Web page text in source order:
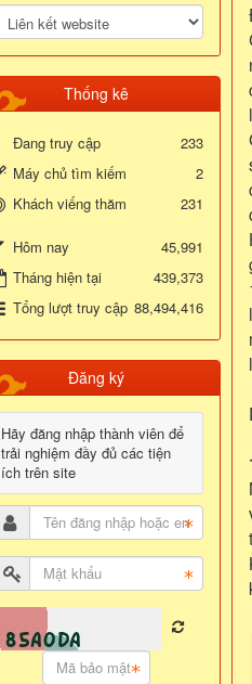
Thống kê
Đang truy cập
233
Máy chủ tìm kiếm
2
Khách viếng thăm
231
Hôm nay
45,991
Tháng hiện tại
439,373
Tổng lượt truy cập 88,494,416
Đăng ký
Hãy đăng nhập thành viên để
trải nghiệm đầy đủ các tiện
ích trên site